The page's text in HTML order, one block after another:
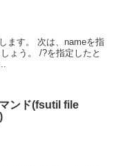
ます。 次は、nameを指
ょう。 /?を指定したと
ンド(fsutil file